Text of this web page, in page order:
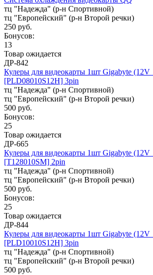
тц "Надежда" (р-н Спортивной)
тц "Европейский" (р-н Второй речки)
250 руб.
Бонусов:
13
Товар ожидается
ДР-842
Кулеры для видеокарты 1шт Gigabyte
[PLD08010S12H] 3pin
тц "Надежда" (р-н Спортивной)
тц "Европейский" (р-н Второй речки)
500 руб.
Бонусов:
25
Товар ожидается
ДР-665
Кулеры для видеокарты 1шт Gigabyte
[T128010SM] 2pin
тц "Надежда" (р-н Спортивной)
тц "Европейский" (р-н Второй речки)
500 руб.
Бонусов:
25
Товар ожидается
ДР-844
Кулеры для видеокарты 1шт Gigabyte
[PLD10010S12H] 3pin
тц "Надежда" (р-н Спортивной)
тц "Европейский" (р-н Второй речки)
500 руб.